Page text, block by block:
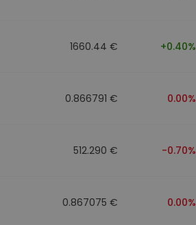
1660.44 € +0.40%
0.866791 € 0.00%
512.290 € -0.70%
0.867075 € 0.00%